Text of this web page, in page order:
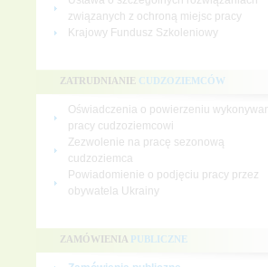
związanych z ochroną miejsc pracy
Krajowy Fundusz Szkoleniowy
ZATRUDNIANIE CUDZOZIEMCÓW
Oświadczenia o powierzeniu
pracy cudzoziemcowi
Zezwolenie na pracę sezonową
cudzoziemca
Powiadomienie o podjęciu pracy przez
obywatela Ukrainy
ZAMÓWIENIA PUBLICZNE